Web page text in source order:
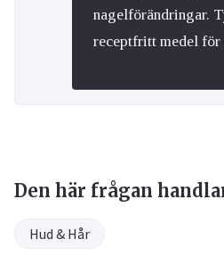
nagelförändringar.
receptfritt medel för
Den här frågan
Hud & Hår